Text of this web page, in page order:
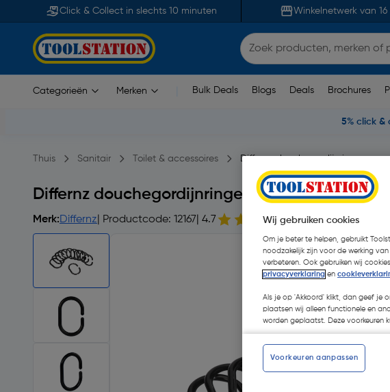
Click & Collect in slechts 10 minuten Winkelnetwerk van 16
Categorieën Merken Bulk Deals Blogs Deals Brochures
5% click &
Thuis Sanitair Toilet & accessoires Differnz douchegordijnringen
Differnz douchegordijnringen 12 ringen zwart
Merk:Differnz | Productcode: 12167 | 4.7 1 beoordelingen
Wij gebruiken cookies
Om je beter te helpen, gebruikt
noodzakelijk zijn voor de werking
verbeteren. Ook gebruiken wij
privacyverklaring en
Als je op 'Akkoord' klikt, dan geef je
plaatsen wij alleen functionele en
worden geplaatst. Deze voorkeuren
Voorkeuren aanpassen